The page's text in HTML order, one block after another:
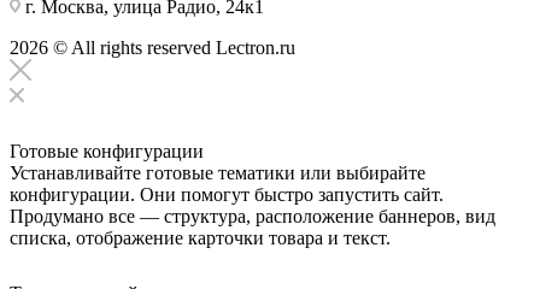
г. Москва, улица Радио, 24к1
2026 © All rights reserved Lectron.ru
Готовые конфигурации
Устанавливайте готовые тематики или выбирайте
конфигурации. Они помогут быстро запустить сайт.
Продумано все — структура, расположение баннеров, вид
списка, отображение карточки товара и текст.